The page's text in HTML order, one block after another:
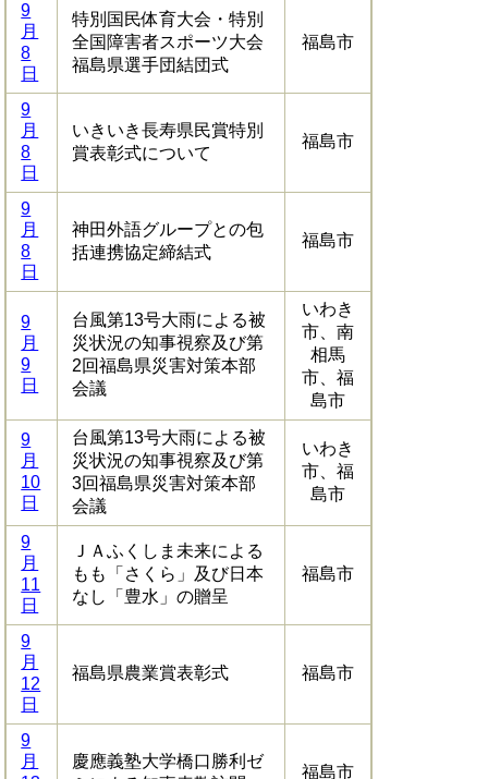
9
月
8
日
特別国民体育大会・特別
全国障害者スポーツ大会
福島県選手団結団式
福島市
9
月
8
日
いきいき長寿県民賞特別
賞表彰式について
福島市
9
月
8
日
神田外語グループとの包
括連携協定締結式
福島市
9
月
9
日
台風第13号大雨による被
災状況の知事視察及び第
2回福島県災害対策本部
会議
いわき
市、南
相馬
市、福
島市
9
月
10
日
台風第13号大雨による被
災状況の知事視察及び第
3回福島県災害対策本部
会議
いわき
市、福
島市
9
月
11
日
ＪＡふくしま未来による
もも「さくら」及び日本
なし「豊水」の贈呈
福島市
9
月
12
日
福島県農業賞表彰式 福島市
9
月
慶應義塾大学橋口勝利ゼ
福島市